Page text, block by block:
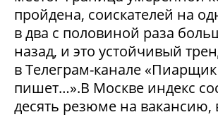
пройдена, соискателей на
в два с половиной раза
назад, и это устойчивый
в Телеграм-канале
пишет…».В Москве индекс
десять резюме на вакансию,